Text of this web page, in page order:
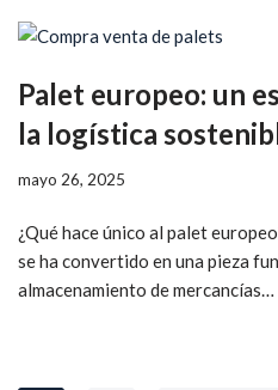
Palet europeo: un
la logística
mayo 26, 2025
¿Qué hace único al palet
se ha convertido en una pieza
almacenamiento de mercancías…